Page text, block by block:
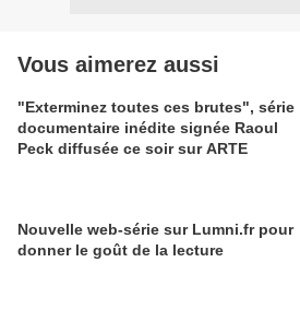
Vous aimerez aussi
"Exterminez toutes ces brutes", série
documentaire inédite signée Raoul
Peck diffusée ce soir sur ARTE
Nouvelle web-série sur Lumni.fr pour
donner le goût de la lecture